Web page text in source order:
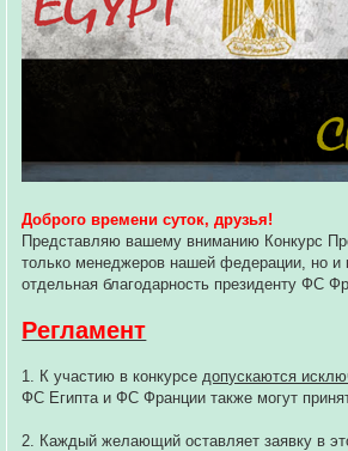
Доброго времени суток, друзья!
Представляю вашему вниманию Конкурс
только менеджеров нашей федерации, но и
отдельная благодарность президенту ФС
Регламент
1. К участию в конкурседопускаются
ФС Египта и ФС Франции также могут
2. Каждый желающий оставляет заявку в